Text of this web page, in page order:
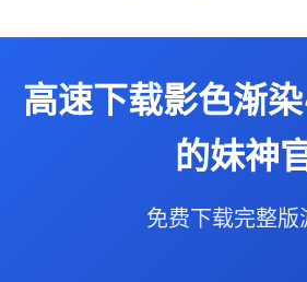
高速下载影色渐
的妹神
免费下载完整版